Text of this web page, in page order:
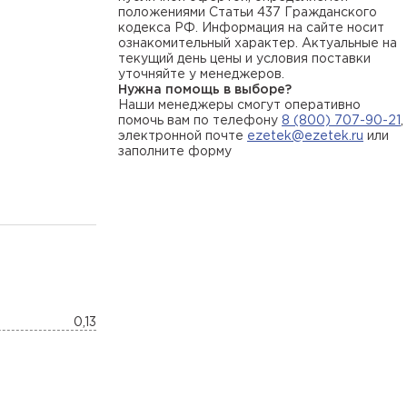
положениями Статьи 437 Гражданского
кодекса РФ. Информация на сайте носит
ознакомительный характер. Актуальные на
текущий день цены и условия поставки
уточняйте у менеджеров.
Нужна помощь в выборе?
Наши менеджеры смогут оперативно
помочь вам по телефону 8 (800) 707-90-21
электронной почте ezetek@ezetek.ru или
заполните форму
0,13